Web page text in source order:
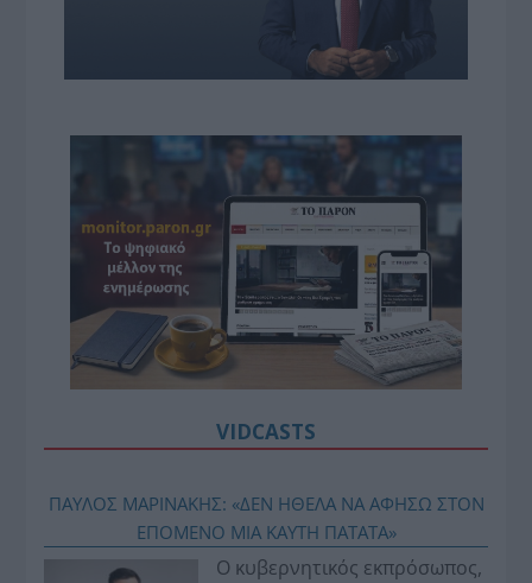
VIDCASTS
ΠΑΥΛΟΣ ΜΑΡΙΝΑΚΗΣ: «ΔΕΝ ΗΘΕΛΑ ΝΑ ΑΦΗΣΩ ΣΤΟΝ
ΕΠΟΜΕΝΟ ΜΙΑ ΚΑΥΤΗ ΠΑΤΑΤΑ»
Ο κυβερνητικός εκπρόσωπος,